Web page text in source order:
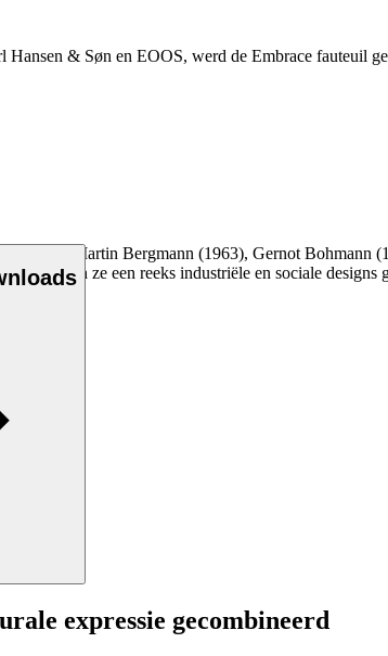
Hansen & Søn en EOOS, werd de Embrace fauteuil
door Martin Bergmann (1963), Gernot Bohmann
hebben ze een reeks industriële en sociale
expressie gecombineerd